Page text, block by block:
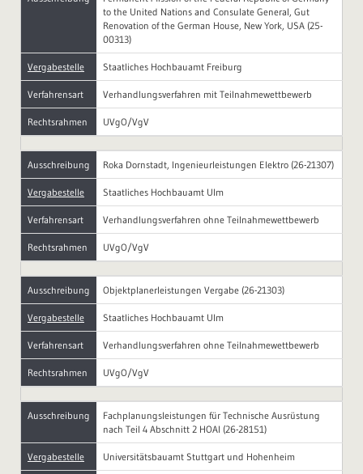
to the United Nations and Consulate General, Gut
Renovation of the German House, New York, USA (25-
00313)
Vergabestelle Staatliches Hochbauamt Freiburg
Verfahrensart Verhandlungsverfahren mit Teilnahmewettbewerb
Rechtsrahmen UVgO/VgV
Ausschreibung Roka Dornstadt, Ingenieurleistungen Elektro (26-21307)
Vergabestelle Staatliches Hochbauamt Ulm
Verfahrensart Verhandlungsverfahren ohne Teilnahmewettbewerb
Rechtsrahmen UVgO/VgV
Ausschreibung Objektplanerleistungen Vergabe (26-21303)
Vergabestelle Staatliches Hochbauamt Ulm
Verfahrensart Verhandlungsverfahren ohne Teilnahmewettbewerb
Rechtsrahmen UVgO/VgV
Ausschreibung
Fachplanungsleistungen für Technische Ausrüstung
nach Teil 4 Abschnitt 2 HOAI (26-28151)
Vergabestelle Universitätsbauamt Stuttgart und Hohenheim